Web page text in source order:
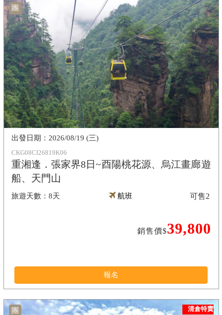
團
CKG08CI26819K06
重湘逢．張家界8日~酉陽桃花源、烏江畫廊遊
船、天門山
8天
2026/08/19 (三)
航班
銷售價$39,800
可售2
報名
團 清倉特賣